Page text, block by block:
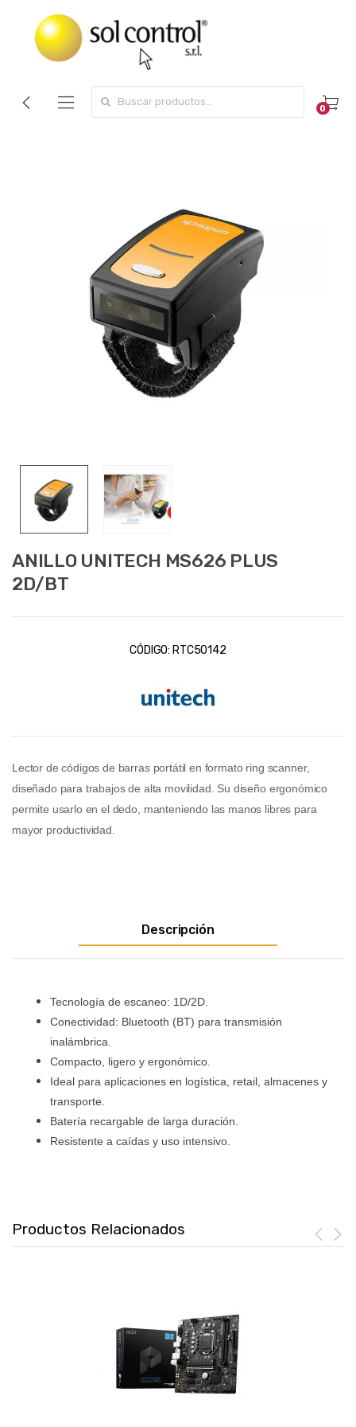
0
ANILLO UNITECH MS626 PLUS
2D/BT
CÓDIGO: RTC50142
Lector de códigos de barras portátil en formato ring scanner,
diseñado para trabajos de alta movilidad. Su diseño ergonómico
permite usarlo en el dedo, manteniendo las manos libres para
mayor productividad.
Descripción
Tecnología de escaneo: 1D/2D.
Conectividad: Bluetooth (BT) para transmisión
inalámbrica.
Compacto, ligero y ergonómico.
Ideal para aplicaciones en logística, retail, almacenes y
transporte.
Batería recargable de larga duración.
Resistente a caídas y uso intensivo.
Productos Relacionados